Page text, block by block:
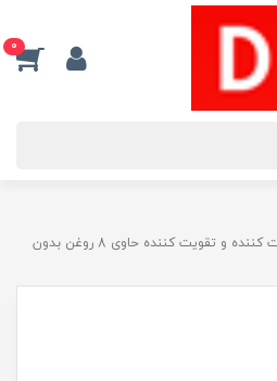
0
ماسک مو ترمیم کننده،محافظت کننده و تقویت کننده حاوی 8 روغن بدون